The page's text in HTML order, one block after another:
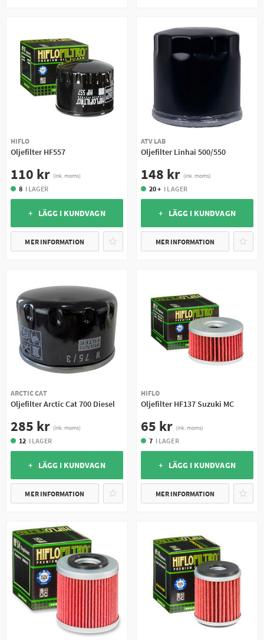
HIFLO
Oljefilter HF557
110 kr (ink. moms)
8 I LAGER
+ LÄGG I KUNDVAGN
MER INFORMATION
ATV LAB
Oljefilter Linhai 500/550
148 kr (ink. moms)
20 + I LAGER
+ LÄGG I KUNDVAGN
MER INFORMATION
ARCTIC CAT
Oljefilter Arctic Cat 700 Diesel
285 kr (ink. moms)
12 I LAGER
+ LÄGG I KUNDVAGN
MER INFORMATION
HIFLO
Oljefilter HF137 Suzuki MC
65 kr (ink. moms)
7 I LAGER
+ LÄGG I KUNDVAGN
MER INFORMATION